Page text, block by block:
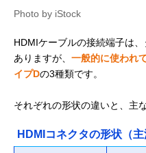
Photo by iStock
HDMIケーブルの接続端子は
ありますが、 一般的に使われ
イプDの3種類です。
それぞれの形状の違いと、主
HDMIコネクタの形状（主